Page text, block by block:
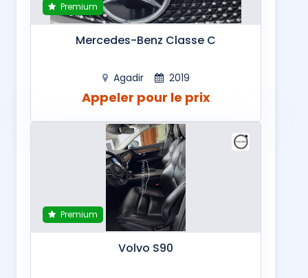
Premium
Mercedes-Benz Classe C
Agadir 2019
Appeler pour le prix
Premium
Volvo S90